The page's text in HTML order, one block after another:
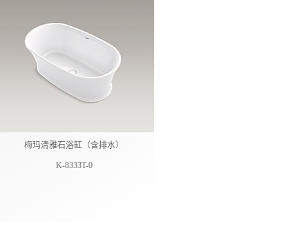
梅玛清雅石浴缸（含排水）
K-8333T-0